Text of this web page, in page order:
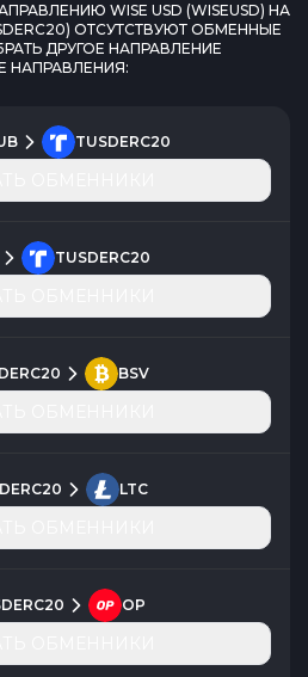
WISE USD (WISEUSD) НА
) ОТСУТСТВУЮТ ОБМЕННЫЕ
ДРУГОЕ НАПРАВЛЕНИЕ
НАПРАВЛЕНИЯ:
TUSDERC20
TUSDERC20
BSV
LTC
OP